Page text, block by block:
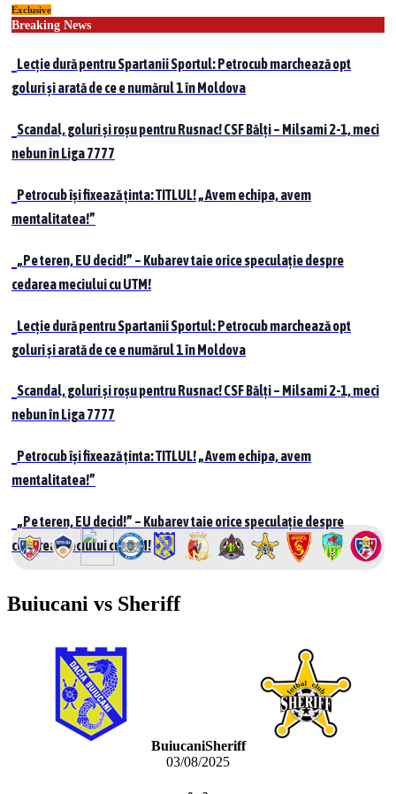
Skip
to
Exclusive
Breaking News
Lecție dură pentru Spartanii Sportul: Petrocub marchează opt
goluri și arată de ce e numărul 1 în Moldova
Scandal, goluri și roșu pentru Rusnac! CSF Bălți – Milsami 2-1, meci
nebun în Liga 7777
Petrocub își fixează ținta: TITLUL! „Avem echipa, avem
mentalitatea!”
„Pe teren, EU decid!” – Kubarev taie orice speculație despre
cedarea meciului cu UTM!
Lecție dură pentru Spartanii Sportul: Petrocub marchează opt
goluri și arată de ce e numărul 1 în Moldova
Scandal, goluri și roșu pentru Rusnac! CSF Bălți – Milsami 2-1, meci
nebun în Liga 7777
Petrocub își fixează ținta: TITLUL! „Avem echipa, avem
mentalitatea!”
„Pe teren, EU decid!” – Kubarev taie orice speculație despre
cedarea meciului cu UTM!
Buiucani vs Sheriff
BuiucaniSheriff
03/08/2025